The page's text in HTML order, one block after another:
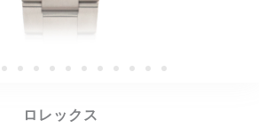
ロレックス